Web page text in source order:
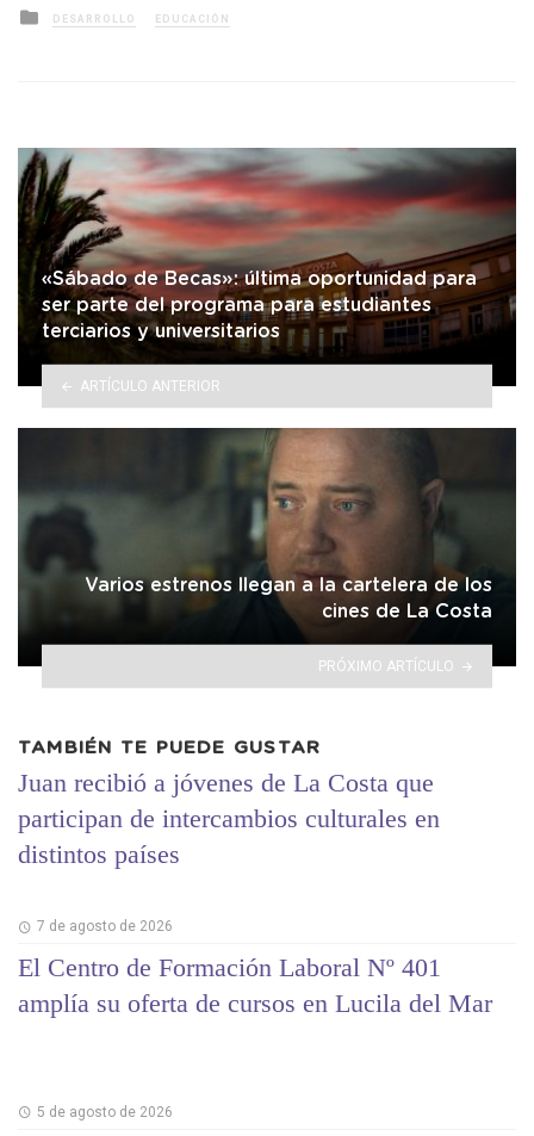
Posted
in
DESARROLLO EDUCACIÓN
«Sábado de Becas»: última oportunidad para
ser parte del programa para estudiantes
terciarios y universitarios
ARTÍCULO ANTERIOR
Varios estrenos llegan a la cartelera de los
cines de La Costa
PRÓXIMO ARTÍCULO
TAMBIÉN TE PUEDE GUSTAR
Juan recibió a jóvenes de La Costa que
participan de intercambios culturales en
distintos países
7 de agosto de 2026
El Centro de Formación Laboral Nº 401
amplía su oferta de cursos en Lucila del Mar
5 de agosto de 2026